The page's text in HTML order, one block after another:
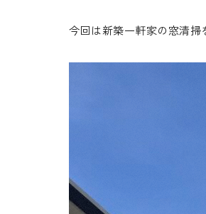
今回は新築一軒家の窓清掃